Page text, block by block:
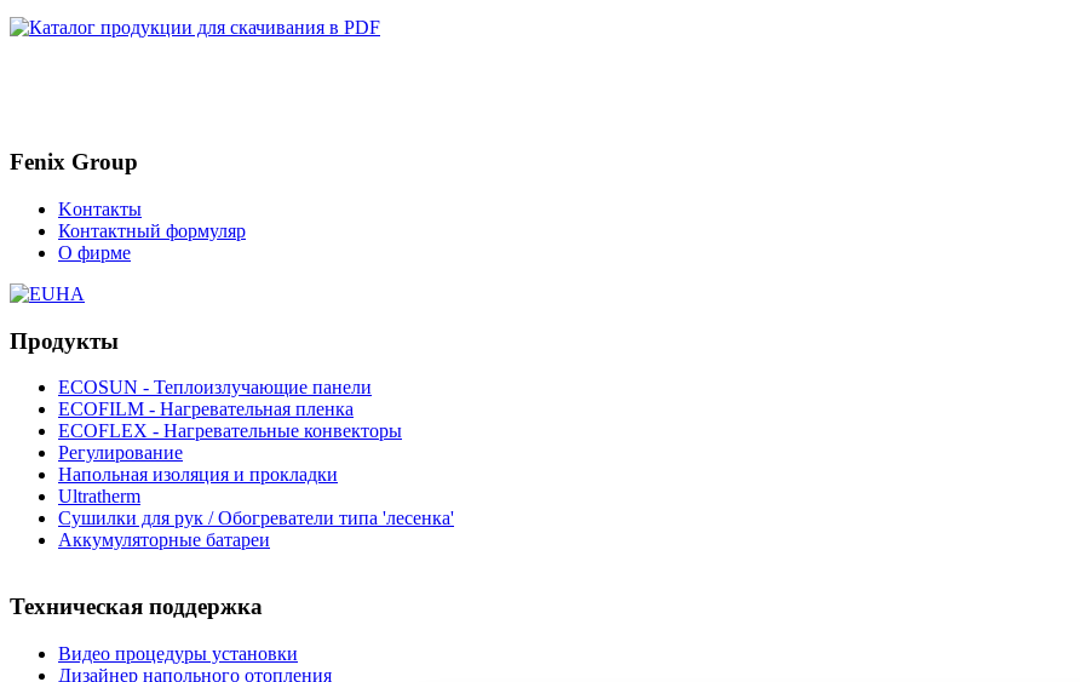
Fenix Group
Kонтакты
Контактный формуляр
О фирме
Продукты
ECOSUN - Теплоизлучающие панели
ECOFILM - Нагревательная пленка
ECOFLEX - Нагревательные конвекторы
Регулирование
Напольная изоляция и прокладки
Ultratherm
Cушилки для рук / Обогреватели типа 'лесенка'
Аккумуляторные батареи
Техническая поддержка
Видео процедуры установки
Дизайнер напольного отопления